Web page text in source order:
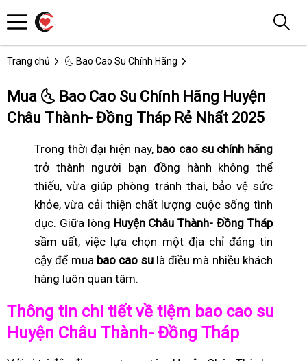
Trang chủ 🌜 Bao Cao Su Chính Hãng
Mua 🌜 Bao Cao Su Chính Hãng Huyện
Châu Thành- Đồng Tháp Rẻ Nhất 2025
Trong thời đại hiện nay, bao cao su chính hãng
trở thành người bạn đồng hành không thể
thiếu, vừa giúp phòng tránh thai, bảo vệ sức
khỏe, vừa cải thiện chất lượng cuộc sống tình
dục. Giữa lòng Huyện Châu Thành- Đồng Tháp
sầm uất, việc lựa chọn một địa chỉ đáng tin
cậy để mua bao cao sulà điều mà nhiều khách
hàng luôn quan tâm.
Thông tin chi tiết về tiệm bao cao su
Huyện Châu Thành- Đồng Tháp